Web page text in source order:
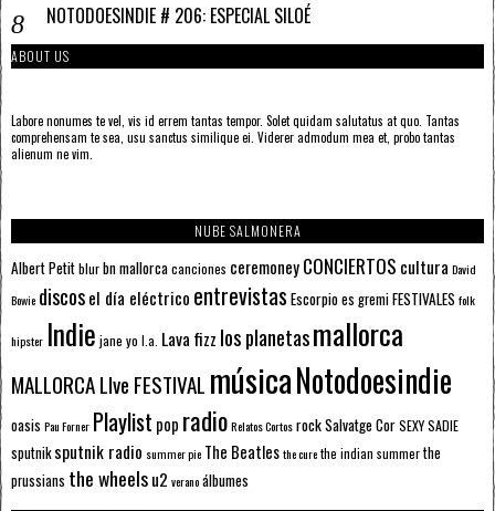
NOTODOESINDIE # 206: ESPECIAL SILOÉ
ABOUT US
Labore nonumes te vel, vis id errem tantas tempor. Solet quidam salutatus at quo. Tantas
comprehensam te sea, usu sanctus similique ei. Viderer admodum mea et, probo tantas
alienum ne vim.
NUBE SALMONERA
Albert Petitblurbn mallorcacanciones ceremoneyCONCIERTOS cultura David
Bowie discosel día eléctrico entrevistas Escorpioes gremiFESTIVALES folk
hipster Indie jane yo l.a. Lava fizz los planetasmallorca
MALLORCA LIve FESTIVAL músicaNotodoesindie
oasis Pau Forner Playlist pop radioRelatos CortosrockSalvatge CorSEXY SADIE
sputnik sputnik radio summer pie The Beatlesthe curethe indian summerthe
prussians the wheelsu2 veranoálbumes